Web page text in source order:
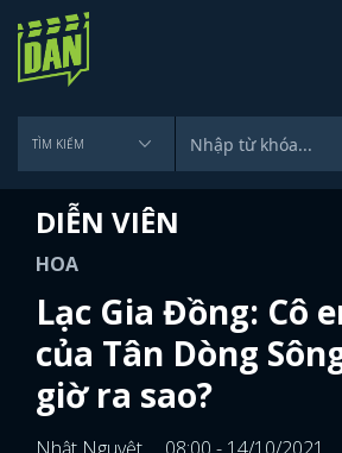
DIỄN VIÊN
HOA
Lạc Gia Đồng: Cô
của Tân Dòng
giờ ra sao?